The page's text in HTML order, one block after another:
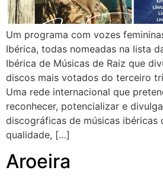
Um programa com vozes
Ibérica, todas nomeadas na lista
Ibérica de Músicas de Raiz que
discos mais votados do terceiro
Uma rede internacional que
reconhecer, potencializar e
discográficas de músicas ibéricas
qualidade, […]
Aroeira